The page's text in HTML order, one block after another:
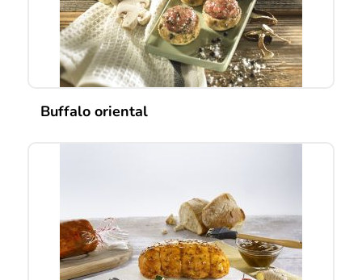
Buffalo oriental